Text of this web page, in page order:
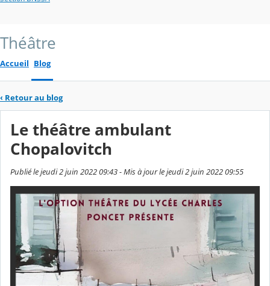
Théâtre
Accueil Blog
‹ Retour au blog
Le théâtre ambulant
Chopalovitch
Publié le jeudi 2 juin 2022 09:43 - Mis à jour le jeudi 2 juin 2022 09:55